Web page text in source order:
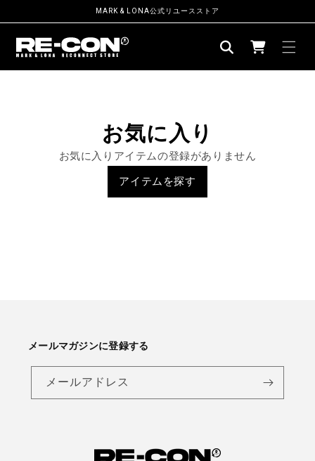
ツ
に
進
む
MARK & LONA公式リユースストア
ー
お気に入り
お気に入りアイテムの登録がありません
アイテムを探す
メールマガジンに登録する
メールアドレス